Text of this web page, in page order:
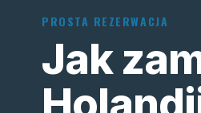
PROSTA REZERWACJA
Jak